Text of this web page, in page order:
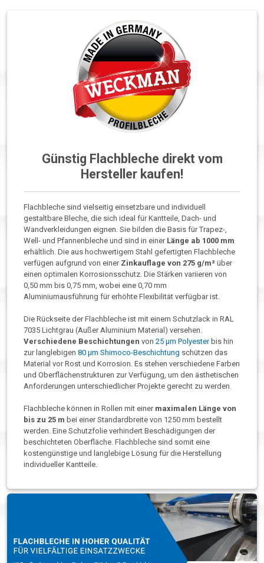
Günstig Flachbleche direkt vom
Hersteller kaufen!
Flachbleche sind vielseitig einsetzbare und individuell
gestaltbare Bleche, die sich ideal für Kantteile, Dach- und
Wandverkleidungen eignen. Sie bilden die Basis für Trapez-,
Well- und Pfannenbleche und sind in einer Länge ab 1000 mm
erhältlich. Die aus hochwertigem Stahl gefertigten Flachbleche
verfügen aufgrund von einer Zinkauflage von 275 g/m² über
einen optimalen Korrosionsschutz. Die Stärken variieren von
0,50 mm bis 0,75 mm, wobei eine 0,70 mm
Aluminiumausführung für erhöhte Flexibilität verfügbar ist.
Die Rückseite der Flachbleche ist mit einem Schutzlack in RAL
7035 Lichtgrau (Außer Aluminium Material) versehen.
Verschiedene Beschichtungen von 25 µm Polyesterbis hin
zur langlebigen 80 µm Shimoco-Beschichtung schützen das
Material vor Rost und Korrosion. Es stehen verschiedene Farben
und Oberflächenstrukturen zur Verfügung, um den ästhetischen
Anforderungen unterschiedlicher Projekte gerecht zu werden.
Flachbleche können in Rollen mit einer maximalen Länge von
bis zu 25 m bei einer Standardbreite von 1250 mm bestellt
werden. Eine Schutzfolie verhindert Beschädigungen der
beschichteten Oberfläche. Flachbleche sind somit eine
kostengünstige und langlebige Lösung für die Herstellung
individueller Kantteile.